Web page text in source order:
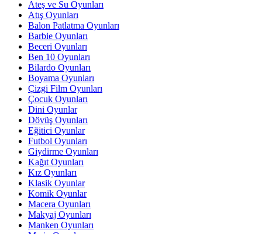
Ateş ve Su Oyunları
Atış Oyunları
Balon Patlatma Oyunları
Barbie Oyunları
Beceri Oyunları
Ben 10 Oyunları
Bilardo Oyunları
Boyama Oyunları
Çizgi Film Oyunları
Çocuk Oyunları
Dini Oyunlar
Dövüş Oyunları
Eğitici Oyunlar
Futbol Oyunları
Giydirme Oyunları
Kağıt Oyunları
Kız Oyunları
Klasik Oyunlar
Komik Oyunlar
Macera Oyunları
Makyaj Oyunları
Manken Oyunları